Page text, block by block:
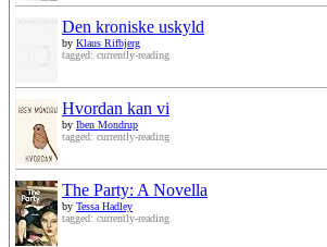
Den kroniske uskyld
by Klaus Rifbjerg
tagged: currently-reading
Hvordan kan vi
by Iben Mondrup
tagged: currently-reading
The Party: A Novella
by Tessa Hadley
tagged: currently-reading